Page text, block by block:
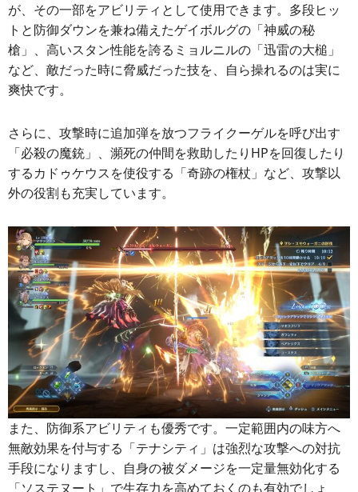
が、その一部をアビリティとして使用できます。多段ヒッ
トと防御ダウンを兼ね備えたゲイボルグの「神威の秘
槍」、高いスタン性能を誇るミョルニルの「迅雷の大槌」
など、敵だった時に脅威だった技を、自ら操れるのは実に
爽快です。
さらに、攻撃時に追加弾を放つフライクーゲルを呼び出す
「必殺の魔銃」、瀕死の仲間を救助したりHPを回復したり
するカドゥケウスを使役する「奇跡の権杖」など、攻撃以
外の役割も充実しています。
また、防御系アビリティも優秀です。一定範囲内の味方へ
無敵効果を付与する「テナシティ」は強烈な攻撃への対抗
手段になりますし、自身の被ダメージを一定量無効化する
「ソステヌート」で生存力を高めておくのも有効でしょ